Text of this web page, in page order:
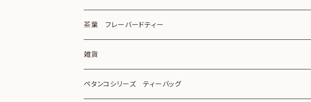
茶葉 フレーバードティー
雑貨
ペタンコシリーズ ティーバッグ